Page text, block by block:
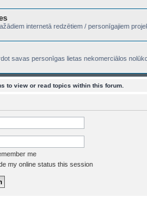
internetā redzētiem / personīgajiem
savas personīgas lietas nekomerciālos
to view or read topics within this forum.
me
my online status this session